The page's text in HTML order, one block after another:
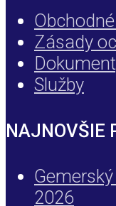
Zásady
Služby
NAJNOVŠIE
2026